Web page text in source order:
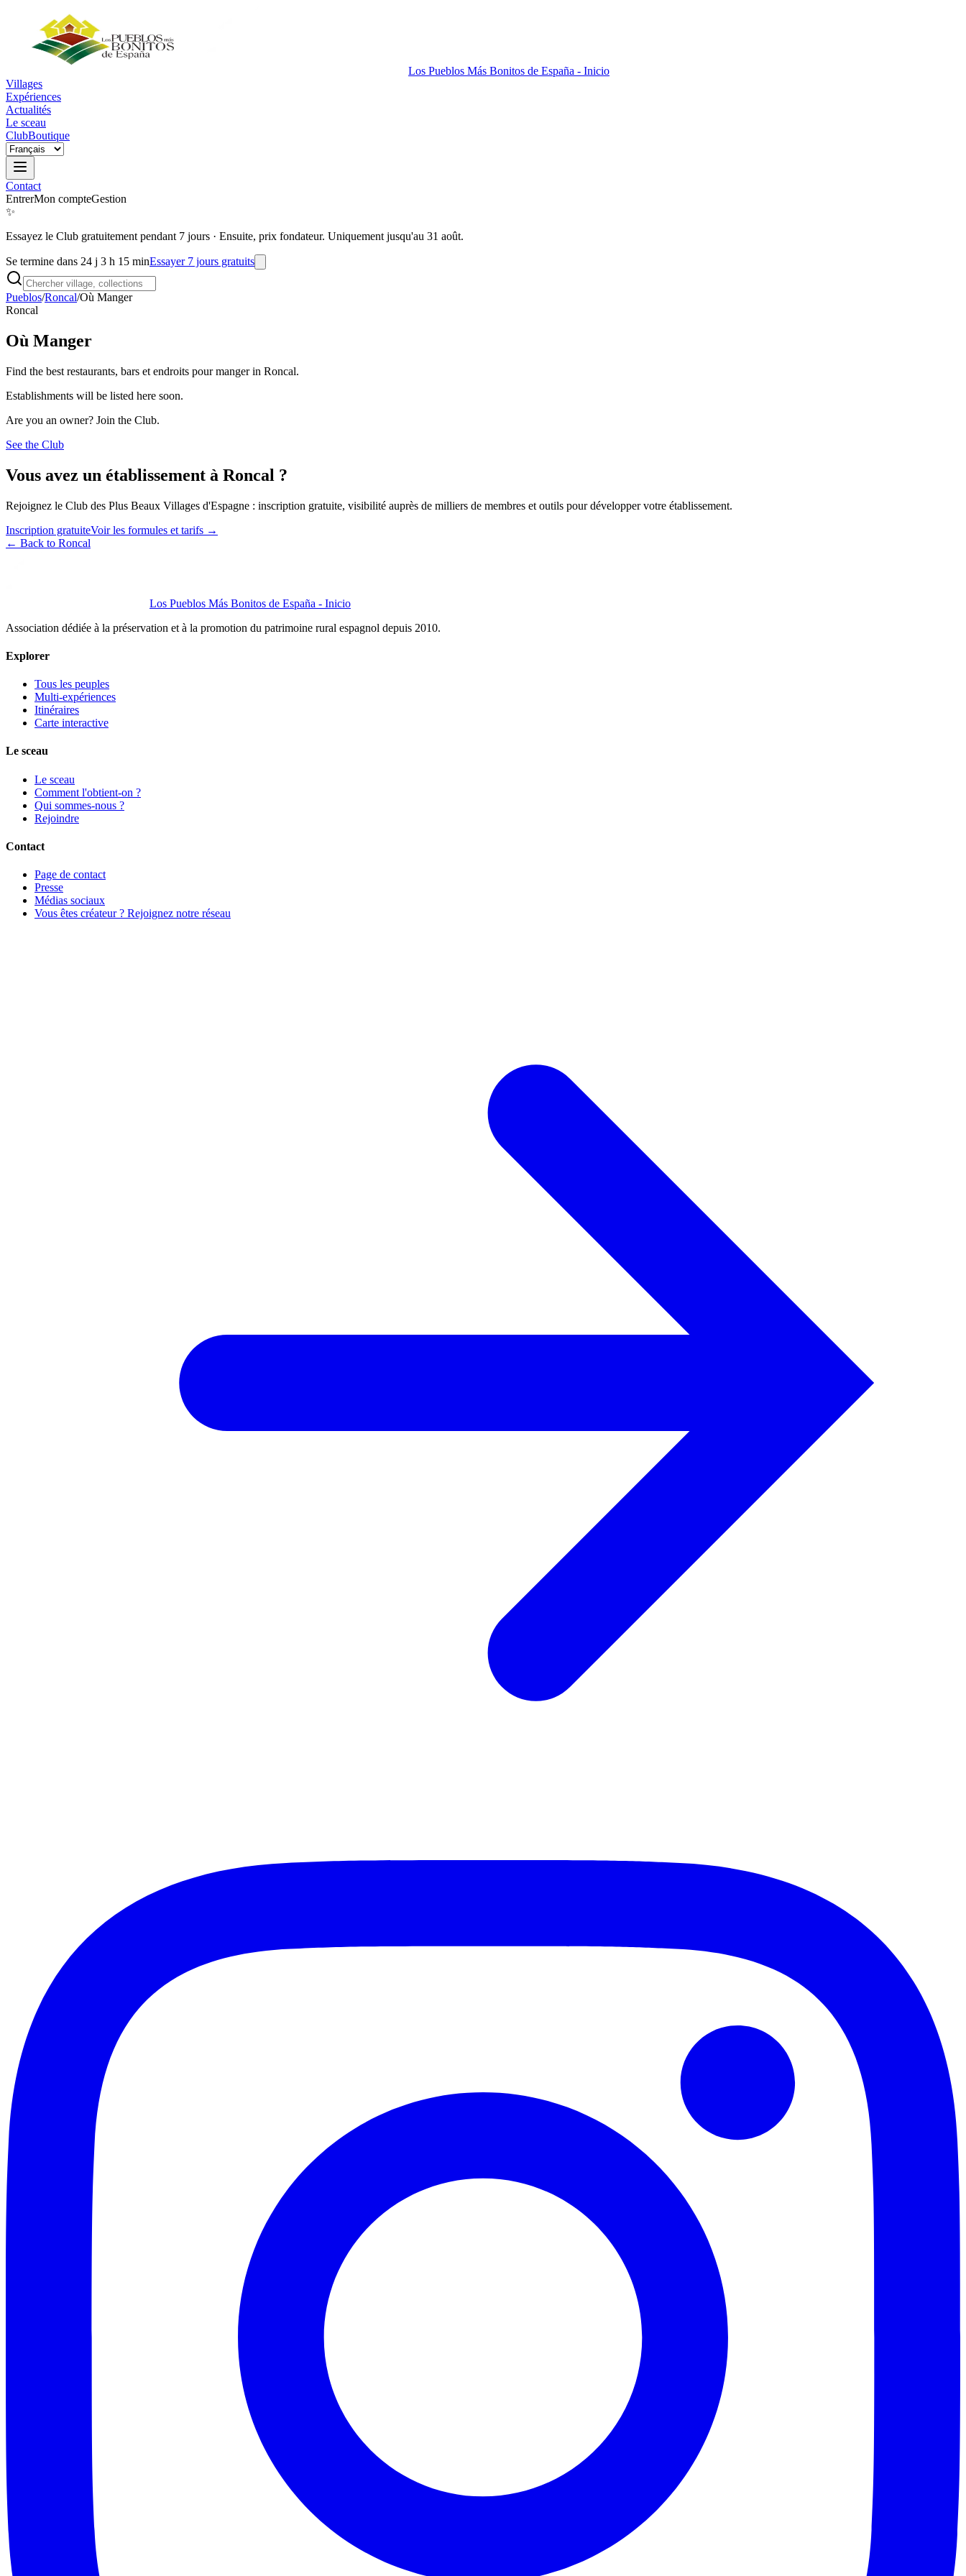
Los Pueblos Más Bonitos de España - Inicio
Villages
Expériences
Actualités
Le sceau
ClubBoutique
Contact
EntrerMon compteGestion
✨
Essayez le Club gratuitement pendant 7 jours · Ensuite, prix fondateur. Uniquement jusqu'au 31 août.
Se termine dans 24 j 3 h 15 minEssayer 7 jours gratuits
Pueblos/Roncal/Où Manger
Roncal
Où Manger
Find the best restaurants, bars et endroits pour manger in Roncal.
Establishments will be listed here soon.
Are you an owner? Join the Club.
See the Club
Vous avez un établissement à Roncal ?
Rejoignez le Club des Plus Beaux Villages d'Espagne : inscription gratuite, visibilité auprès de milliers de membres et outils pour développer votre établissement.
Inscription gratuiteVoir les formules et tarifs →
← Back to Roncal
Los Pueblos Más Bonitos de España - Inicio
Association dédiée à la préservation et à la promotion du patrimoine rural espagnol depuis 2010.
Explorer
Tous les peuples
Multi-expériences
Itinéraires
Carte interactive
Le sceau
Le sceau
Comment l'obtient-on ?
Qui sommes-nous ?
Rejoindre
Contact
Page de contact
Presse
Médias sociaux
Vous êtes créateur ? Rejoignez notre réseau